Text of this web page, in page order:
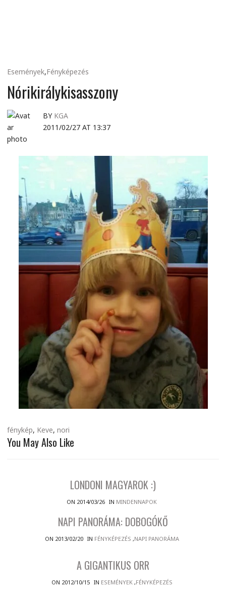
Események,Fényképezés
Nórikirálykisasszony
BY KGA
2011/02/27 AT 13:37
fénykép, Keve, nori
You May Also Like
LONDONI MAGYAROK :)
ON 2014/03/26 IN MINDENNAPOK
NAPI PANORÁMA: DOBOGÓKŐ
ON 2013/02/20 IN FÉNYKÉPEZÉS ,NAPI PANORÁMA
A GIGANTIKUS ORR
ON 2012/10/15 IN ESEMÉNYEK,FÉNYKÉPEZÉS